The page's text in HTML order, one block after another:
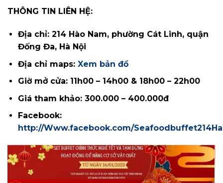
THÔNG TIN LIÊN HỆ:
Địa chỉ: 214 Hào Nam, phường Cát Linh, quận
Đống Đa, Hà Nội
Địa chỉ maps:Xem bản đồ
Giờ mở cửa: 11h00 – 14h00 & 18h00 – 22h00
Giá tham khảo: 300.000 – 400.000đ
Facebook:
http://Www.facebook.com/